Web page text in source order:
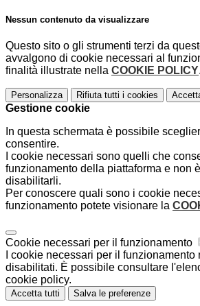
Nessun contenuto da visualizzare
Questo sito o gli strumenti terzi da
avvalgono di cookie necessari al
finalità illustrate nella COOKIE POLICY.
Personalizza Rifiuta tutti i cookies
Gestione cookie
In questa schermata è possibile
consentire.
I cookie necessari sono quelli che
funzionamento della piattaforma e non
disabilitarli.
Per conoscere quali sono i cookie
funzionamento potete visionare la
Cookie necessari per il funzionamento
I cookie necessari per il
disabilitati. È possibile consultare
cookie policy.
Accetta tutti Salva le preferenze